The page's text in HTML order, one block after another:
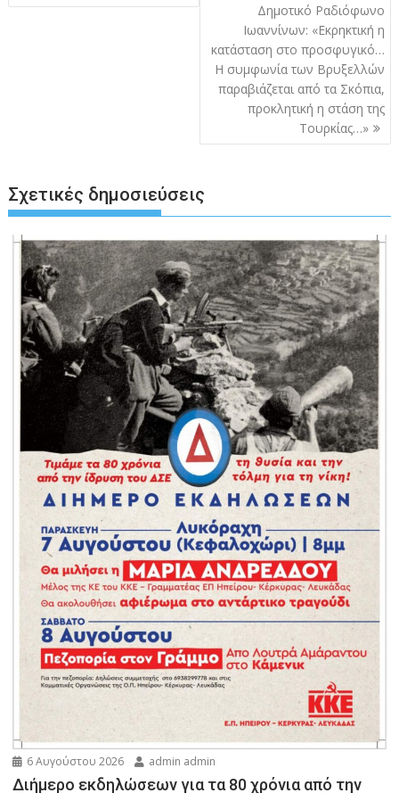
Δημοτικό Ραδιόφωνο
Ιωαννίνων: «Εκρηκτική η
κατάσταση στο προσφυγικό…
Η συμφωνία των Βρυξελλών
παραβιάζεται από τα Σκόπια,
προκλητική η στάση της
Τουρκίας…»
Σχετικές δημοσιεύσεις
6 Αυγούστου 2026 admin admin
Διήμερο εκδηλώσεων για τα 80 χρόνια από την